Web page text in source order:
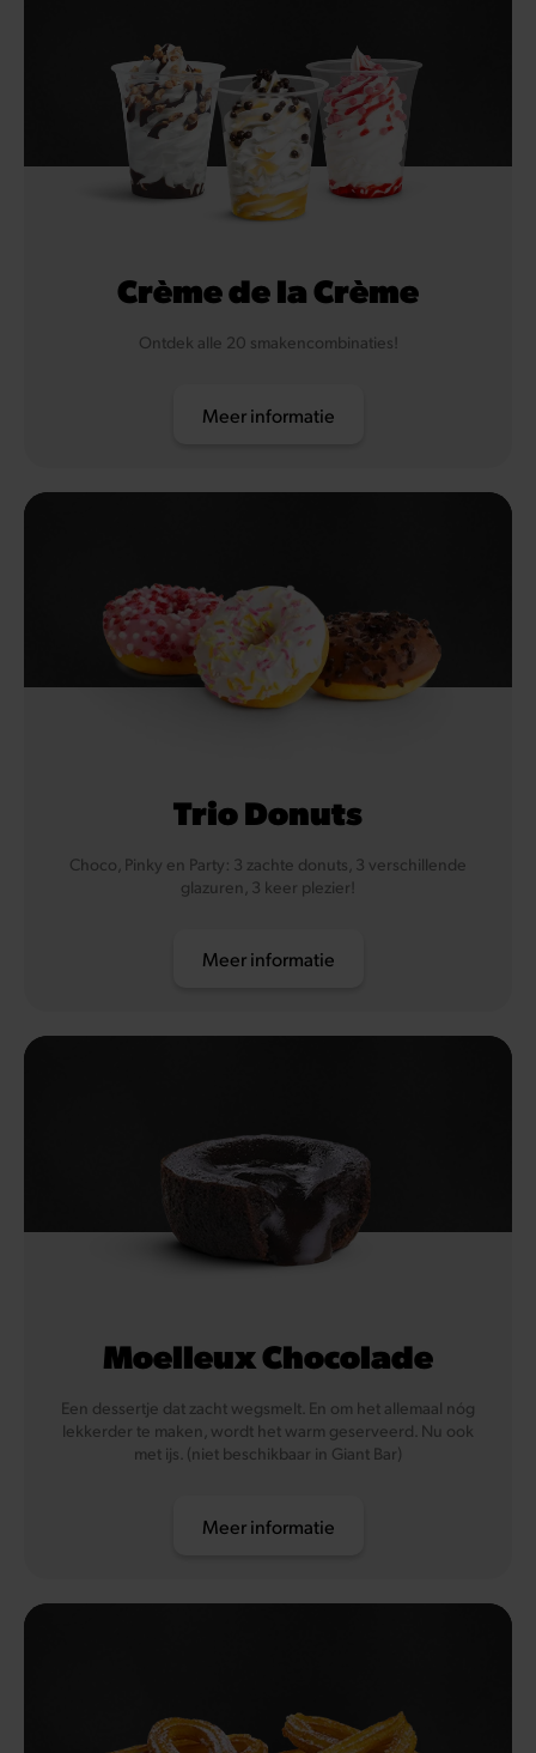
Crème de la Crème
Ontdek alle 20 smakencombinaties!
Meer informatie
Trio Donuts
Choco, Pinky en Party: 3 zachte donuts, 3 verschillende
glazuren, 3 keer plezier!
Meer informatie
Moelleux Chocolade
Een dessertje dat zacht wegsmelt. En om het allemaal nóg
lekkerder te maken, wordt het warm geserveerd. Nu ook
met ijs. (niet beschikbaar in Giant Bar)
Meer informatie